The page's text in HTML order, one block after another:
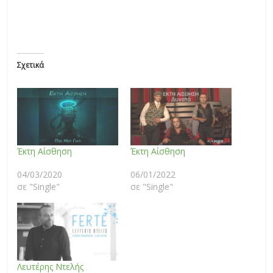
Σχετικά
Έκτη Αίσθηση
04/03/2020
σε "Single"
Έκτη Αίσθηση
06/01/2022
σε "Single"
Λευτέρης Ντελής